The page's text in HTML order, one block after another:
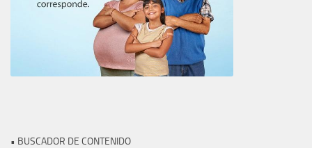
• BUSCADOR DE CONTENIDO